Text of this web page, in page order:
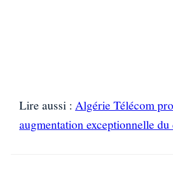
Lire aussi : Algérie Télécom
augmentation exceptionnelle